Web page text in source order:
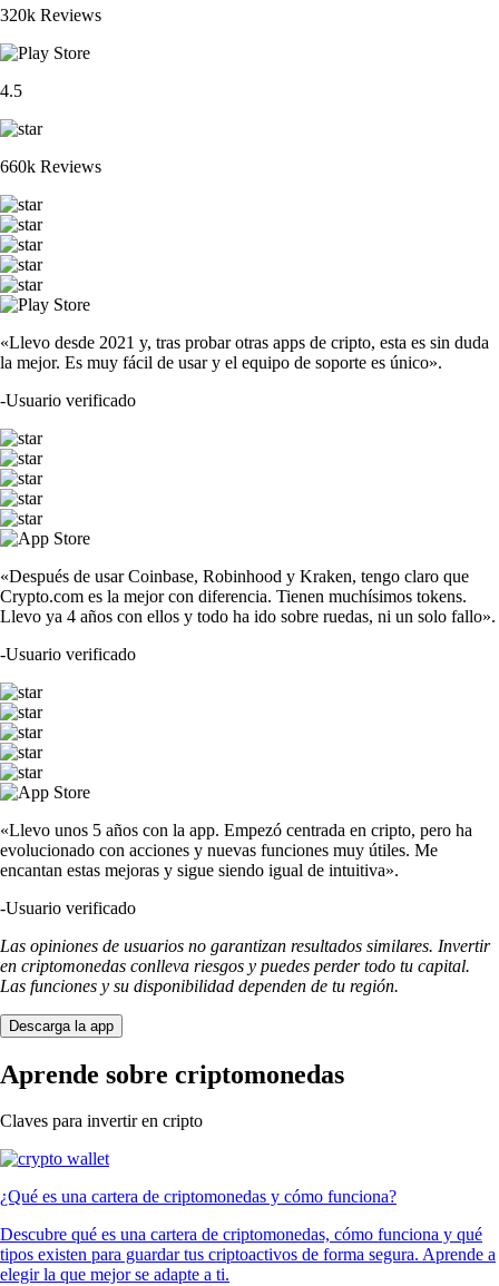
320k Reviews
4.5
660k Reviews
«Llevo desde 2021 y, tras probar otras apps de cripto, esta es sin duda
la mejor. Es muy fácil de usar y el equipo de soporte es único».
-Usuario verificado
«Después de usar Coinbase, Robinhood y Kraken, tengo claro que
Crypto.com es la mejor con diferencia. Tienen muchísimos tokens.
Llevo ya 4 años con ellos y todo ha ido sobre ruedas, ni un solo fallo».
-Usuario verificado
«Llevo unos 5 años con la app. Empezó centrada en cripto, pero ha
evolucionado con acciones y nuevas funciones muy útiles. Me
encantan estas mejoras y sigue siendo igual de intuitiva».
-Usuario verificado
Las opiniones de usuarios no garantizan resultados similares. Invertir
en criptomonedas conlleva riesgos y puedes perder todo tu capital.
Las funciones y su disponibilidad dependen de tu región.
Descarga la app
Aprende sobre criptomonedas
Claves para invertir en cripto
¿Qué es una cartera de criptomonedas y cómo funciona?
Descubre qué es una cartera de criptomonedas, cómo funciona y qué
tipos existen para guardar tus criptoactivos de forma segura. Aprende a
elegir la que mejor se adapte a ti.